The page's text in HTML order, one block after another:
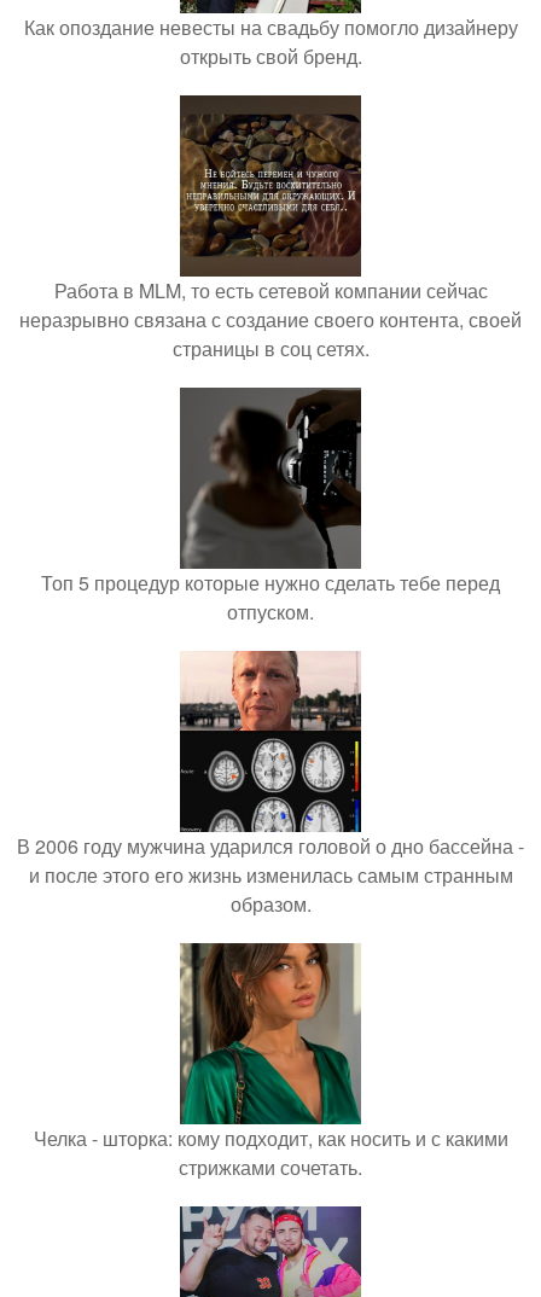
Как опоздание невесты на свадьбу помогло дизайнеру
открыть свой бренд.
Работа в MLM, то есть сетевой компании сейчас
неразрывно связана с создание своего контента, своей
страницы в соц сетях.
Топ 5 процедур которые нужно сделать тебе перед
отпуском.
В 2006 году мужчина ударился головой о дно бассейна -
и после этого его жизнь изменилась самым странным
образом.
Челка - шторка: кому подходит, как носить и с какими
стрижками сочетать.